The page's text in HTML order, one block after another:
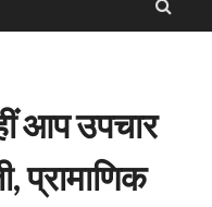
आप उपचार
प्रामाणिक